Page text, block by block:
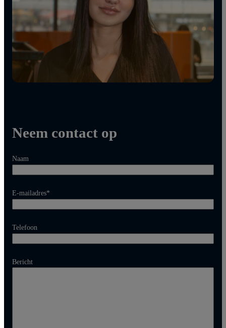
Neem contact op
Naam
E-mailadres*
Telefoon
Bericht